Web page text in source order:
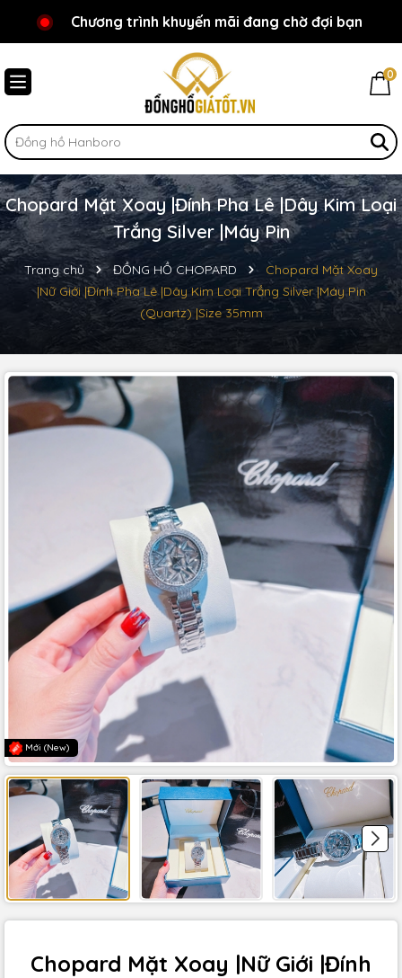
Chào mừng bạn đến với Đồnghồgiátốt.vn!
Chương trình khuyến mãi đang chờ đợi bạn
0
Chopard Mặt Xoay |Đính Pha Lê |Dây Kim Loại
Trắng Silver |Máy Pin
Trang chủ ĐỒNG HỒ CHOPARD
Chopard Mặt Xoay
|Nữ Giới |Đính Pha Lê |Dây Kim Loại Trắng Silver |Máy Pin
(Quartz) |Size 35mm
Mới (New)
Chopard Mặt Xoay |Nữ Giới |Đính